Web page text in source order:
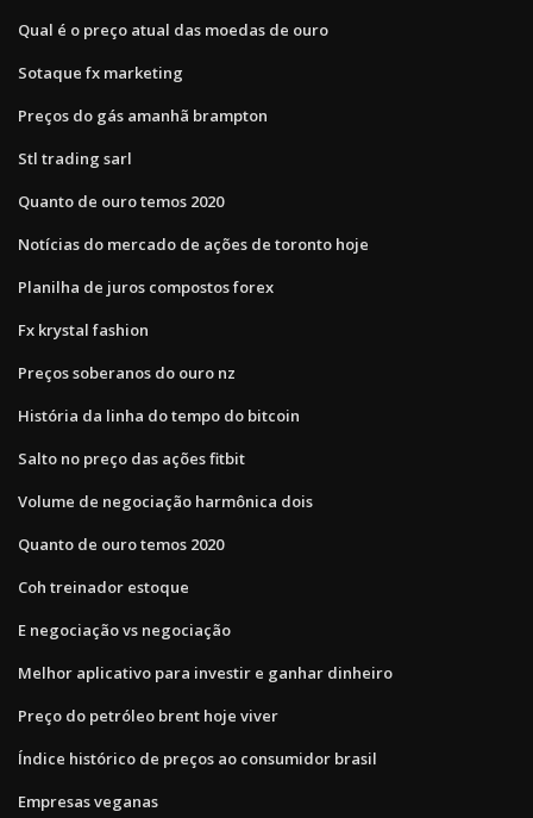
Qual é o preço atual das moedas de ouro
Sotaque fx marketing
Preços do gás amanhã brampton
Stl trading sarl
Quanto de ouro temos 2020
Notícias do mercado de ações de toronto hoje
Planilha de juros compostos forex
Fx krystal fashion
Preços soberanos do ouro nz
História da linha do tempo do bitcoin
Salto no preço das ações fitbit
Volume de negociação harmônica dois
Quanto de ouro temos 2020
Coh treinador estoque
E negociação vs negociação
Melhor aplicativo para investir e ganhar dinheiro
Preço do petróleo brent hoje viver
Índice histórico de preços ao consumidor brasil
Empresas veganas